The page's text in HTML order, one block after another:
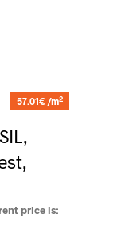
57.01€ /m2
price is: